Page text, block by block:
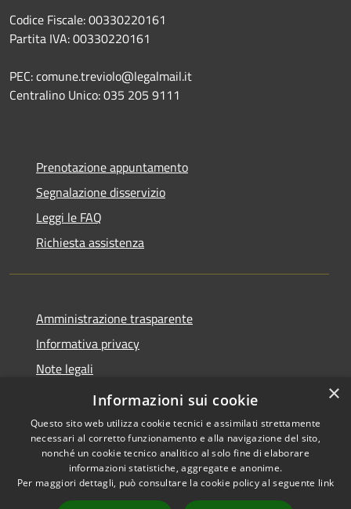
Codice Fiscale: 00330220161
Partita IVA: 00330220161
PEC: comune.treviolo@legalmail.it
Centralino Unico:035 205 9111
Prenotazione appuntamento
Segnalazione disservizio
Leggi le FAQ
Richiesta assistenza
Amministrazione trasparente
Informativa privacy
Note legali
Dichiarazione di accessibilità
Accessibilità
Copyright © 2026 • Comune di
Treviolo • Powered by
×
Informazioni sui cookie
Questo sito web utilizza cookie tecnici e assimilati strettamente
necessari al corretto funzionamento e alla navigazione del sito,
nonché un cookie tecnico analitico al solo fine di elaborare
informazioni statistiche, aggregate e anonime.
Per maggiori dettagli, può consultare la cookie policy al seguente link